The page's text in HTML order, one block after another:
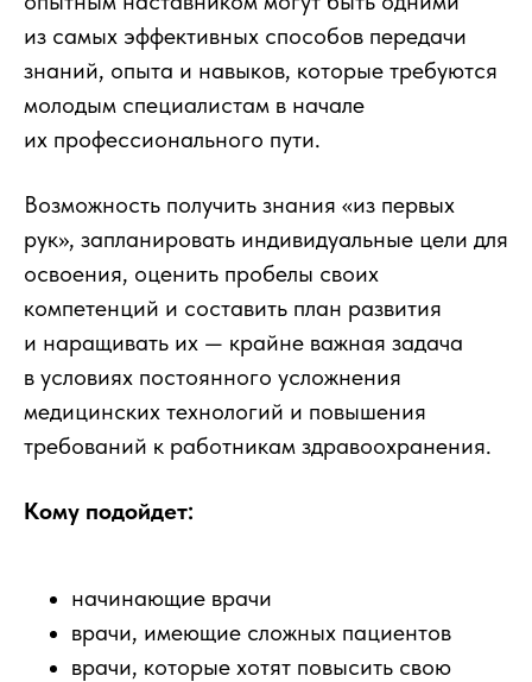
из самых эффективных способов передачи
знаний, опыта и навыков, которые требуются
молодым специалистам в начале
их профессионального пути.
Возможность получить знания «из первых
рук», запланировать индивидуальные цели для
освоения, оценить пробелы своих
компетенций и составить план развития
и наращивать их — крайне важная задача
в условиях постоянного усложнения
медицинских технологий и повышения
требований к работникам здравоохранения.
Кому подойдет:
начинающие врачи
врачи, имеющие сложных пациентов
врачи, которые хотят повысить свою